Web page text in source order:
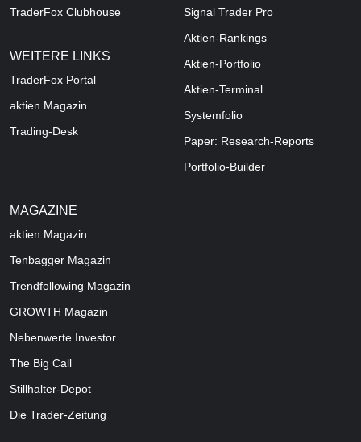
TraderFox Clubhouse
WEITERE LINKS
TraderFox Portal
aktien Magazin
Trading-Desk
Signal Trader Pro
Aktien-Rankings
Aktien-Portfolio
Aktien-Terminal
Systemfolio
Paper: Research-Reports
Portfolio-Builder
MAGAZINE
aktien Magazin
Tenbagger Magazin
Trendfollowing Magazin
GROWTH Magazin
Nebenwerte Investor
The Big Call
Stillhalter-Depot
Die Trader-Zeitung